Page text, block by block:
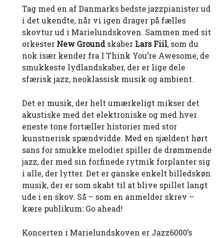
Tag med en af Danmarks bedste jazzpianister ud
i det ukendte, når vi igen drager på fælles
skovtur ud i Marielundskoven. Sammen med sit
orkester New Groundskaber Lars Fiil, som du
nok især kender fra I Think You’re Awesome, de
smukkeste lydlandskaber, der er lige dele
sfærisk jazz, neoklassisk musik og ambient.
Det er musik, der helt umærkeligt mikser det
akustiske med det elektroniske og med hver
eneste tone fortæller historier med stor
kunstnerisk spændvidde. Med en sjældent hørt
sans for smukke melodier spiller de drømmende
jazz, der med sin forfinede rytmik forplanter sig
i alle, der lytter. Det er ganske enkelt billedskøn
musik, der er som skabt til at blive spillet langt
ude i en skov. Så – som en anmelder skrev –
kære publikum: Go ahead!
Koncerten i Marielundskoven er Jazz6000’s